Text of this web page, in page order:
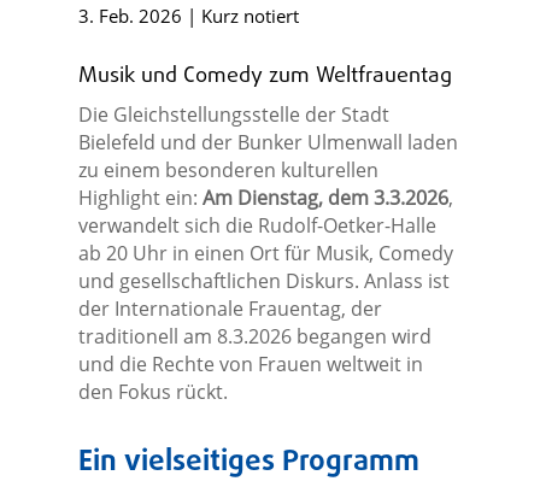
3. Feb. 2026 | Kurz notiert
Musik und Comedy zum Weltfrauentag
Die Gleichstellungsstelle der Stadt
Bielefeld und der Bunker Ulmenwall laden
zu einem besonderen kulturellen
Highlight ein: Am Dienstag, dem 3.3.2026,
verwandelt sich die Rudolf-Oetker-Halle
ab 20 Uhr in einen Ort für Musik, Comedy
und gesellschaftlichen Diskurs. Anlass ist
der Internationale Frauentag, der
traditionell am 8.3.2026 begangen wird
und die Rechte von Frauen weltweit in
den Fokus rückt.
Ein vielseitiges Programm